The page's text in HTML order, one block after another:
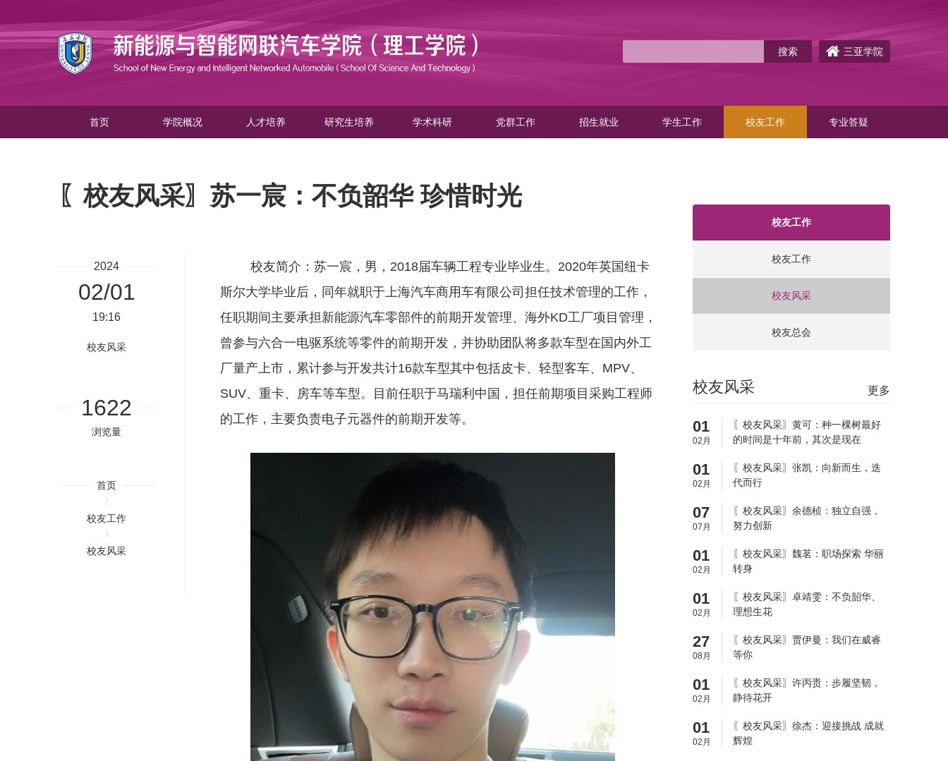
三亚学院
首页 学院概况 人才培养 研究生培养 学术科研 党群工作 招生就业 学生工作 校友工作 专业答疑
〖校友风采〗苏一宸：不负韶华 珍惜时光
2024
02/01
19:16
校友风采
1622
浏览量
首页
/
校友工作
/
校友风采
校友简介：苏一宸，男， 2018届车辆工程专业毕业生。 2020年英国纽卡
斯尔大学毕业后，同年就职于上海汽车商用车有限公司担任技术管理的工作，
任职期间主要承担新能源汽车零部件的前期开发管理、海外KD工厂项目管理，
曾参与六合一电驱系统等零件的前期开发，并协助团队将多款车型在国内外工
厂量产上市，累计参与开发共计16款车型其中包括皮卡、轻型客车、 MPV、
SUV、重卡、房车等车型。目前任职于马瑞利中国，担任前期项目采购工程师
的工作，主要负责电子元器件的前期开发等。
校友工作
校友工作
校友风采
校友总会
校友风采 更多
01
02月
〖校友风采〗黄可：种一棵树最好
的时间是十年前，其次是现在
01
02月
〖校友风采〗张凯：向新而生，迭
代而行
07
07月
〖校友风采〗余德桢：独立自强，
努力创新
01
02月
〖校友风采〗魏茗：职场探索 华丽
转身
01
02月
〖校友风采〗卓靖雯：不负韶华、
理想生花
27
08月
〖校友风采〗贾伊曼：我们在威睿
等你
01
02月
〖校友风采〗许丙贵：步履坚韧，
静待花开
01
02月
〖校友风采〗徐杰：迎接挑战 成就
辉煌